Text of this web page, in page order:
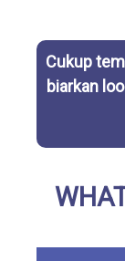
Cukup
biarkan